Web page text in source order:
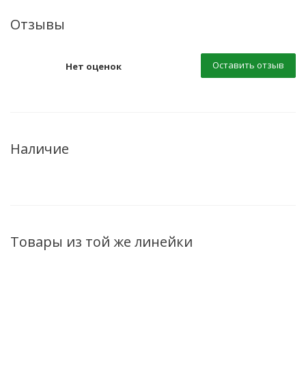
Отзывы
Нет оценок Оставить отзыв
Наличие
Товары из той же линейки